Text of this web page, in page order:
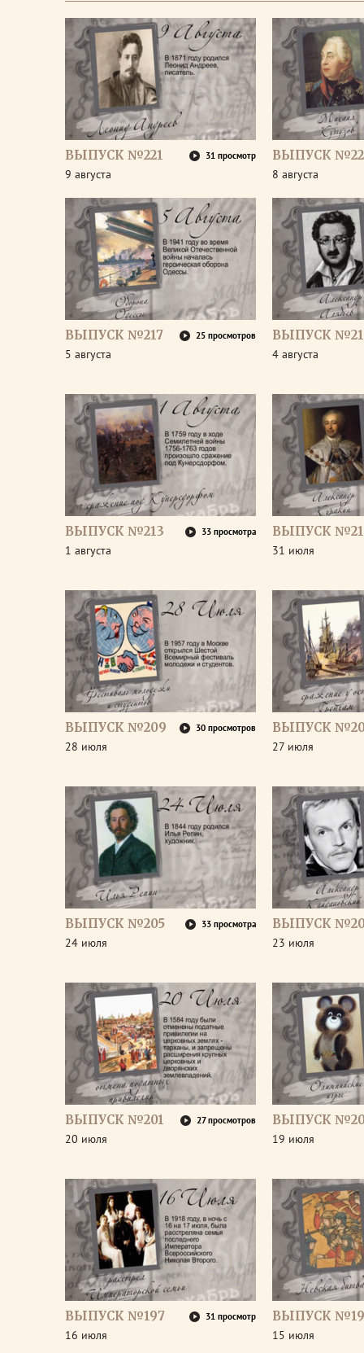
ВЫПУСК №221 31 просмотр
9 августа
ВЫПУСК
8 августа
ВЫПУСК №217 25 просмотров
5 августа
ВЫПУСК
4 августа
ВЫПУСК №213 33 просмотра
1 августа
ВЫПУСК
31 июля
ВЫПУСК №209 30 просмотров
28 июля
ВЫПУСК
27 июля
ВЫПУСК №205 33 просмотра
24 июля
ВЫПУСК
23 июля
ВЫПУСК №201 27 просмотров
20 июля
ВЫПУСК
19 июля
ВЫПУСК №197 31 просмотр
16 июля
ВЫПУСК
15 июля